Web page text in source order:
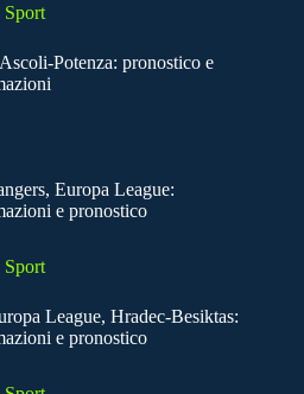
Sport
Potenza: pronostico e
Europa League:
e pronostico
Sport
League, Hradec-Besiktas:
e pronostico